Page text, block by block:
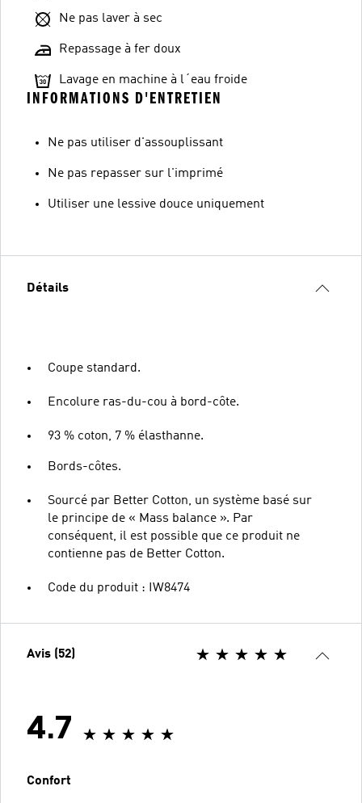
Ne pas laver à sec
Repassage à fer doux
Lavage en machine à l´eau froide
INFORMATIONS D'ENTRETIEN
Ne pas utiliser d'assouplissant
Ne pas repasser sur l'imprimé
Utiliser une lessive douce uniquement
Détails
Coupe standard.
Encolure ras-du-cou à bord-côte.
93 % coton, 7 % élasthanne.
Bords-côtes.
Sourcé par Better Cotton, un système basé sur
le principe de « Mass balance ». Par
conséquent, il est possible que ce produit ne
contienne pas de Better Cotton.
Code du produit : IW8474
Avis (52)
4.7
Confort